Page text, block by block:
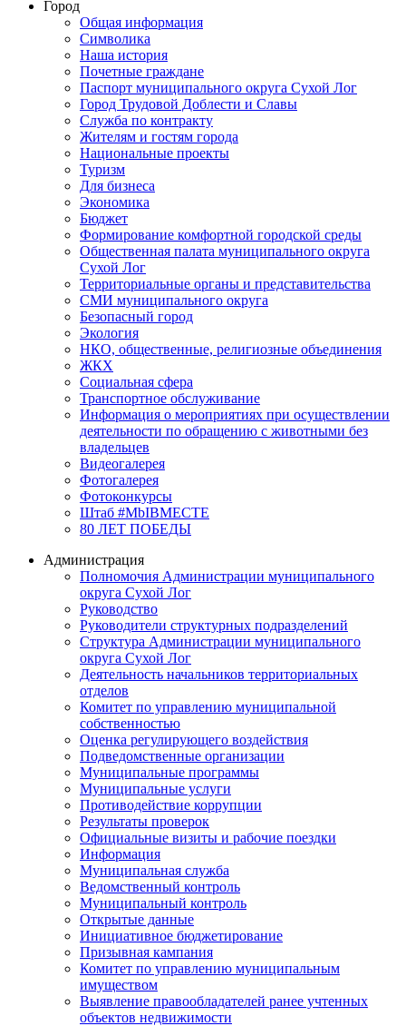
Город
Общая информация
Символика
Наша история
Почетные граждане
Паспорт муниципального округа Сухой Лог
Город Трудовой Доблести и Славы
Служба по контракту
Жителям и гостям города
Национальные проекты
Туризм
Для бизнеса
Экономика
Бюджет
Формирование комфортной городской среды
Общественная палата муниципального округа
Сухой Лог
Территориальные органы и представительства
СМИ муниципального округа
Безопасный город
Экология
НКО, общественные, религиозные объединения
ЖКХ
Социальная сфера
Транспортное обслуживание
Информация о мероприятиях при осуществлении
деятельности по обращению с животными без
владельцев
Видеогалерея
Фотогалерея
Фотоконкурсы
Штаб #MbIBMECTE
80 ЛЕТ ПОБЕДЫ
Администрация
Полномочия Администрации муниципального
округа Сухой Лог
Руководство
Руководители структурных подразделений
Структура Администрации муниципального
округа Сухой Лог
Деятельность начальников территориальных
отделов
Комитет по управлению муниципальной
собственностью
Оценка регулирующего воздействия
Подведомственные организации
Муниципальные программы
Муниципальные услуги
Противодействие коррупции
Результаты проверок
Официальные визиты и рабочие поездки
Информация
Муниципальная служба
Ведомственный контроль
Муниципальный контроль
Открытые данные
Инициативное бюджетирование
Призывная кампания
Комитет по управлению муниципальным
имуществом
Выявление правообладателей ранее учтенных
объектов недвижимости